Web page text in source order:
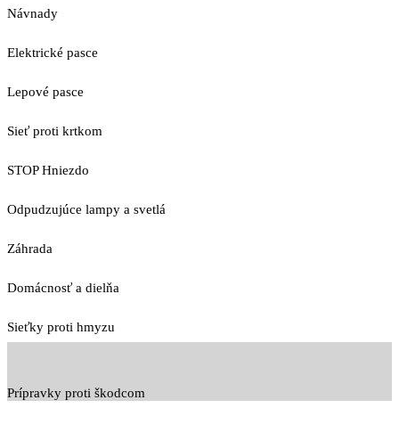
Návnady
Elektrické pasce
Lepové pasce
Sieť proti krtkom
STOP Hniezdo
Odpudzujúce lampy a svetlá
Záhrada
Domácnosť a dielňa
Sieťky proti hmyzu
Prípravky proti škodcom